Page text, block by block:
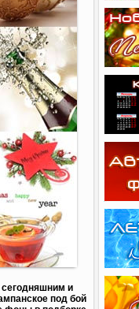
сегодняшним и
под бой